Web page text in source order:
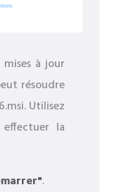
à jour
résoudre
Utilisez
la
.